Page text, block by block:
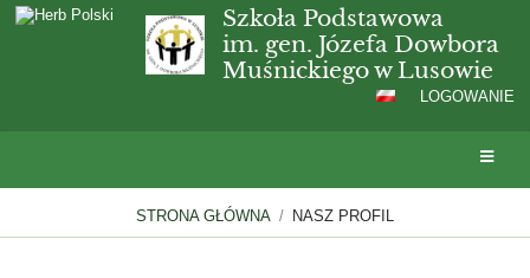
Szkoła Podstawowa
im. gen. Józefa Dowbora
Muśnickiego w Lusowie
LOGOWANIE
STRONA GŁÓWNA / NASZ PROFIL